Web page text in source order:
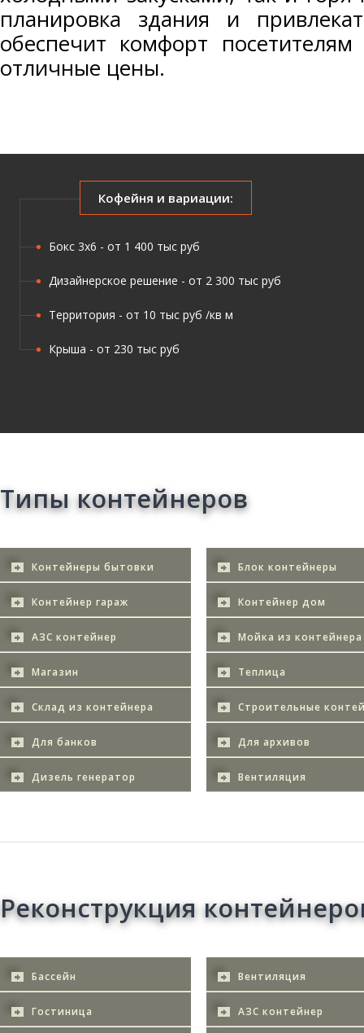
планировка здания и
обеспечит комфорт
отличные цены.
Кофейня и вариации:
Бокс 3х6 - от 1 400 тыс руб
Дизайнерское решение - от 2 300 тыс руб
Территория - от 10 тыс руб /кв м
Крыша - от 230 тыс руб
Типы контейнеров
Контейнеры бытовки Блок контейнеры
Контейнер гараж Контейнер дом
АЗС контейнер Мойка из контейнера
Магазин Теплица
Склад из контейнера Строительные
Для банков Для архивов
Дизель генератор Вентиляция
Реконструкция
Бассейн Вентиляция
Гостиница АЗС контейнер